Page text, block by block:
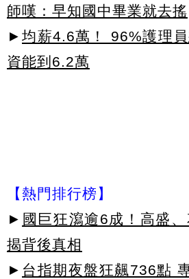
師嘆：早知國中畢業就去搖
► 均薪4.6萬！ 96%護理
資能到6.2萬
【熱門排行榜】
► 國巨狂瀉逾6成！高盛
揭背後真相
► 台指期夜盤狂飆736點